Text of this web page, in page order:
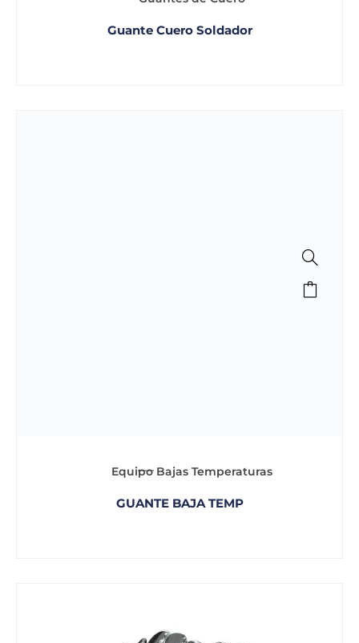
Guante Cuero Soldador
Equipo Bajas Temperaturas
GUANTE BAJA TEMP